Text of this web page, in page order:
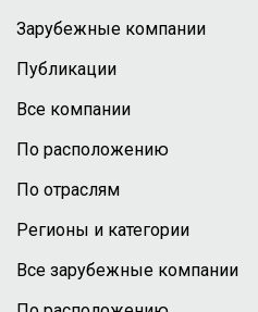
Зарубежные компании
Публикации
Все компании
По расположению
По отраслям
Регионы и категории
Все зарубежные компании